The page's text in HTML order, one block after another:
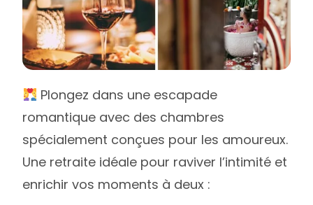
Plongez dans une escapade
romantique avec des chambres
spécialement conçues pour les amoureux.
Une retraite idéale pour raviver l’intimité et
enrichir vos moments à deux :